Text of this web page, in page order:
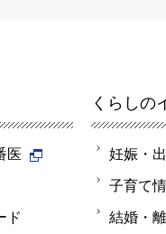
医
ド
くらしの
妊娠・
子育て
結婚・